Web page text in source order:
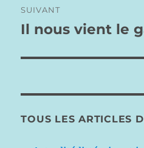
SUIVANT
Publication
Il nous vient le
TOUS LES ARTICLES